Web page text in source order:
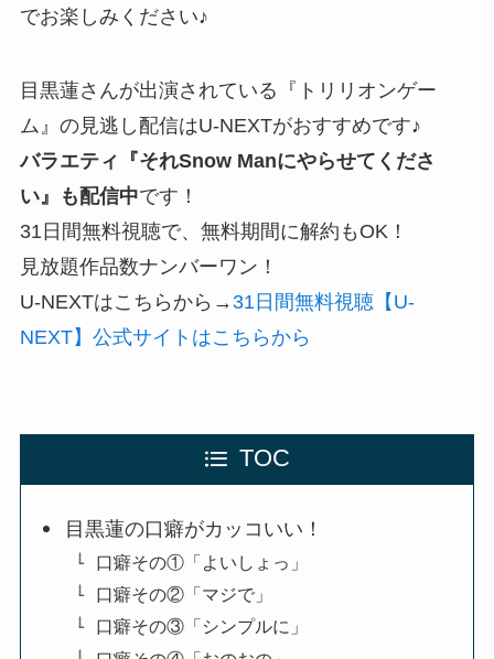
でお楽しみください♪
目黒蓮さんが出演されている『トリリオンゲー
ム』の見逃し配信はU-NEXTがおすすめです♪
バラエティ『それSnow Manにやらせてくださ
い』も配信中です！
31日間無料視聴で、無料期間に解約もOK！
見放題作品数ナンバーワン！
U-NEXTはこちらから→ 31日間無料視聴【U-
NEXT】公式サイトはこちらから
TOC
目黒蓮の口癖がカッコいい！
口癖その①「よいしょっ」
口癖その②「マジで」
口癖その③「シンプルに」